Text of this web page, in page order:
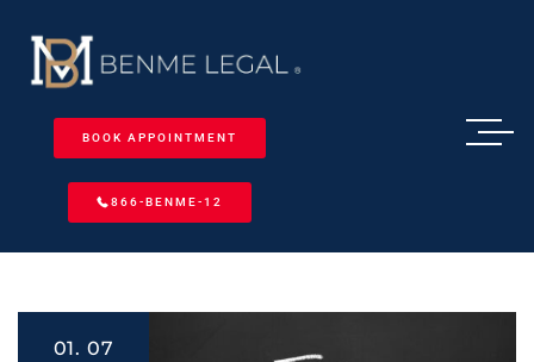
BOOK APPOINTMENT
866-BENME-12
01. 07